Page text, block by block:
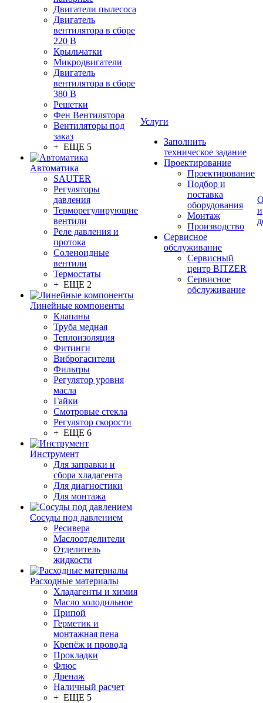
Двигатели пылесоса
Двигатель
вентилятора в сборе
220 В
Крыльчатки
Микродвигатели
Двигатель
вентилятора в сборе
380 В
Решетки
Фен Вентилятора
Вентиляторы под
заказ
+ ЕЩЕ 5
Автоматика
SAUTER
Регуляторы
давления
Терморегулирующие
вентили
Реле давления и
протока
Соленоидные
вентили
Термостаты
+ ЕЩЕ 2
Линейные компоненты
Клапаны
Труба медная
Теплоизоляция
Фитинги
Виброгасители
Фильтры
Регулятор уровня
масла
Гайки
Смотровые стекла
Регулятор скорости
+ ЕЩЕ 6
Инструмент
Для заправки и
сбора хладагента
Для диагностики
Для монтажа
Сосуды под давлением
Ресивера
Маслоотделители
Отделитель
жидкости
Расходные материалы
Хладагенты и химия
Масло холодильное
Припой
Герметик и
монтажная пена
Крепёж и провода
Прокладки
Флюс
Дренаж
Наличный расчет
+ ЕЩЕ 5
Услуги
Заполнить
техническое задание
Проектирование
Проектирование
Подбор и
поставка
оборудования
Монтаж
Производство
Сервисное
обслуживание
Сервисный
центр BITZER
Сервисное
обслуживание
и